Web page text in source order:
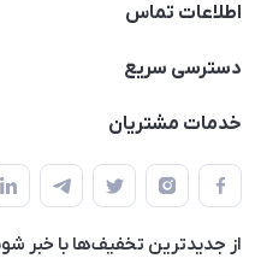
اطلاعات تماس
09012926386
دسترسی سریع
حساب کاربری
لیست محصولات
درباره ما
خدمات مشتریان
قوانین و مقررات
حریم خصوصی
راهنما
از جدید‌ترین تخفیف‌ها با‌ خبر